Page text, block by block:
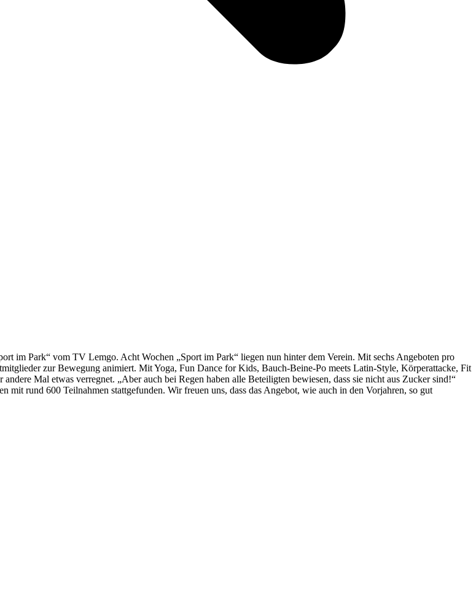
im Park“ vom TV Lemgo. Acht Wochen „Sport im Park“ liegen nun hinter dem Verein. Mit sechs Angeboten pro
zur Bewegung animiert. Mit Yoga, Fun Dance for Kids, Bauch-Beine-Po meets Latin-Style, Körperattacke, Fit
Mal etwas verregnet. „Aber auch bei Regen haben alle Beteiligten bewiesen, dass sie nicht aus Zucker sind!“
mit rund 600 Teilnahmen stattgefunden. Wir freuen uns, dass das Angebot, wie auch in den Vorjahren, so gut